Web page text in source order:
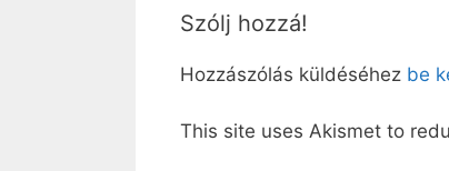
Szólj hozzá!
Hozzászólás küldéséhez be
This site uses Akismet to